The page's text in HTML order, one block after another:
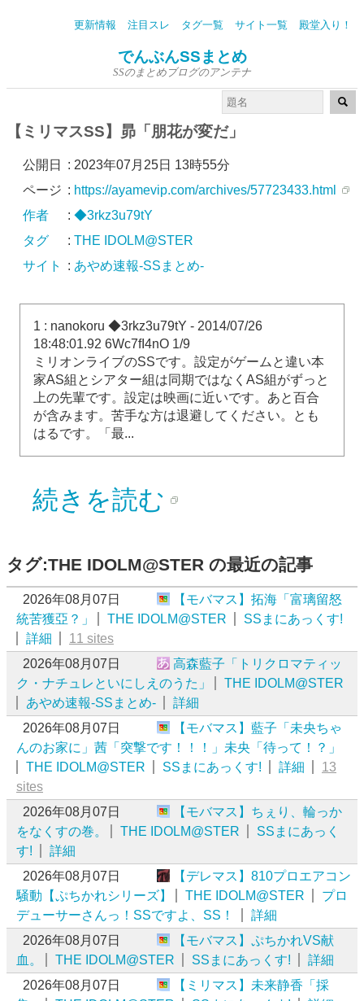
更新情報 注目スレ タグ一覧 サイト一覧 殿堂入り！
でんぶんSSまとめ
SSのまとめブログのアンテナ
【ミリマスSS】昴「朋花が変だ」
公開日 : 2023年07月25日 13時55分
ページ : https://ayamevip.com/archives/57723433.html
作者
: ◆3rkz3u79tY
タグ
: THE IDOLM@STER
サイト
: あやめ速報-SSまとめ-
1 : nanokoru ◆3rkz3u79tY - 2014/07/26
18:48:01.92 6Wc7fI4nO 1/9
ミリオンライブのSSです。設定がゲームと違い本
家AS組とシアター組は同期ではなくAS組がずっと
上の先輩です。設定は映画に近いです。あと百合
が含みます。苦手な方は退避してください。とも
はるです。「最...
続きを読む
タグ:THE IDOLM@STER の最近の記事
2026年08月07日
【モバマス】拓海「富璃留怒
統苦獲亞？」
THE IDOLM@STER
SSまにあっくす!
詳細
11 sites
2026年08月07日
高森藍子「トリクロマティッ
ク・ナチュレといにしえのうた」
THE IDOLM@STER
あやめ速報-SSまとめ-
詳細
2026年08月07日
【モバマス】藍子「未央ちゃ
んのお家に」茜「突撃です！！！」未央「待って！？」
THE IDOLM@STER
SSまにあっくす! 詳細
13
sites
2026年08月07日
【モバマス】ちぇり、輪っか
をなくすの巻。
THE IDOLM@STER
SSまにあっく
す!
詳細
2026年08月07日
【デレマス】810プロエアコン
騒動【ぷちかれシリーズ】
THE IDOLM@STER
プロ
デューサーさんっ！SSですよ、SS！
詳細
2026年08月07日
【モバマス】ぷちかれVS献
血。
THE IDOLM@STER SSまにあっくす!
詳細
2026年08月07日
【ミリマス】未来静香「採